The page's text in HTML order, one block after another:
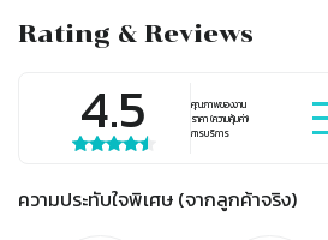
Rating & Reviews
4.5 คุณภาพของงาน
ราคา (ความคุ้มค่า)
การบริการ
ความประทับใจพิเศษ (จากลูกค้าจริง)